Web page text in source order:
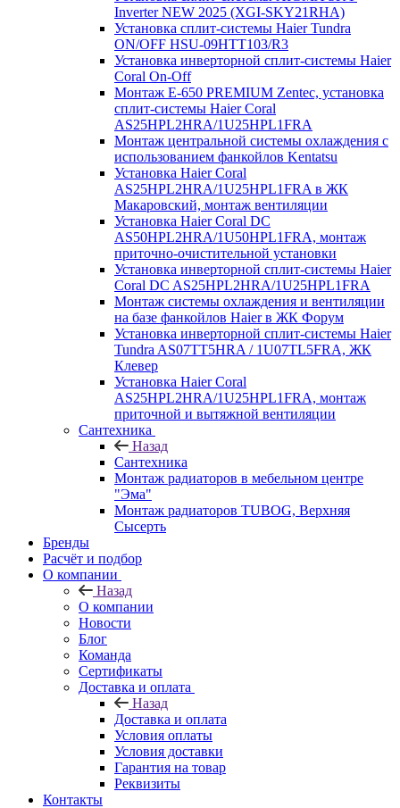
Inverter NEW 2025 (XGI-SKY21RHA)
Установка сплит-системы Haier Tundra
ON/OFF HSU-09HTT103/R3
Установка инверторной сплит-системы Haier
Coral On-Off
Монтаж E-650 PREMIUM Zentec, установка
сплит-системы Haier Coral
AS25HPL2HRA/1U25HPL1FRA
Монтаж центральной системы охлаждения с
использованием фанкойлов Kentatsu
Установка Haier Coral
AS25HPL2HRA/1U25HPL1FRA в ЖК
Макаровский, монтаж вентиляции
Установка Haier Coral DC
AS50HPL2HRA/1U50HPL1FRA, монтаж
приточно-очистительной установки
Установка инверторной сплит-системы Haier
Coral DC AS25HPL2HRA/1U25HPL1FRA
Монтаж системы охлаждения и вентиляции
на базе фанкойлов Haier в ЖК Форум
Установка инверторной сплит-системы Haier
Tundra AS07TT5HRA / 1U07TL5FRA, ЖК
Клевер
Установка Haier Coral
AS25HPL2HRA/1U25HPL1FRA, монтаж
приточной и вытяжной вентиляции
Сантехника
Назад
Сантехника
Монтаж радиаторов в мебельном центре
"Эма"
Монтаж радиаторов TUBOG, Верхняя
Сысерть
Бренды
Расчёт и подбор
О компании
Назад
О компании
Новости
Блог
Команда
Сертификаты
Доставка и оплата
Назад
Доставка и оплата
Условия оплаты
Условия доставки
Гарантия на товар
Реквизиты
Контакты